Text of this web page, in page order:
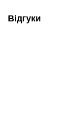
Відгуки